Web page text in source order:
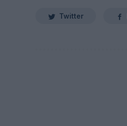
Twitter